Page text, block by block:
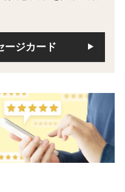
ージカード